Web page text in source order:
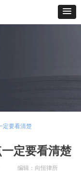
定要看清楚
定要看清楚
编辑：向恒律所